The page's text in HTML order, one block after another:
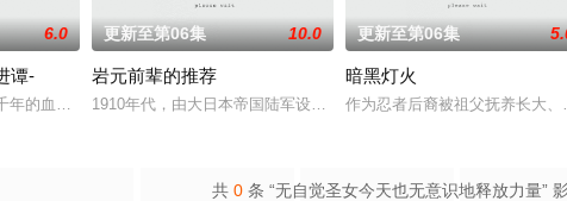
的故事。负责演唱片
6.0
谭-
年的血战尽头，毁灭的未来已隐约可见──王族特务·零番
更新至第06集 10.0
岩元前辈的推荐
1910年代，由大日本帝国陆军设立的学校——陆军栖凤中学。这是一
更新至第06集
暗黑灯火
作为忍者后裔被祖父抚养长大、
共 0 条 “无自觉圣女今天也无意识地释放力量”